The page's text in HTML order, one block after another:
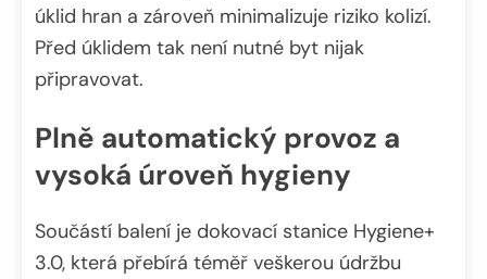
úklid hran a zároveň minimalizuje riziko kolizí.
Před úklidem tak není nutné byt nijak
připravovat.
Plně automatický provoz a
vysoká úroveň hygieny
Součástí balení je dokovací stanice Hygiene+
3.0, která přebírá téměř veškerou údržbu